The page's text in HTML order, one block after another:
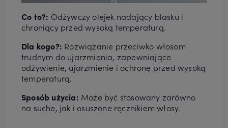
Co to?: Odżywczy olejek nadający blasku i
chroniący przed wysoką temperaturą.
Dla kogo?: Rozwiązanie przeciwko włosom
trudnym do ujarzmienia, zapewniające
odżywienie, ujarzmienie i ochronę przed wysoką
temperaturą.
Sposób użycia: Może być stosowany zarówno
na suche, jak i osuszone ręcznikiem włosy.